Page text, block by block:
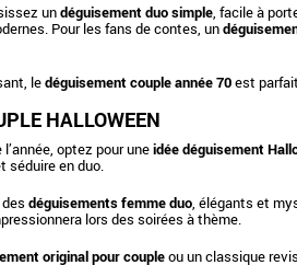
undéguisement duo simple , facile à
Pour les fans de contes, un
ledéguisement couple année 70est
HALLOWEEN
optez pour uneidée déguisement
en duo.
déguisements femme duo , élégants et
lors des soirées à thème.
original pour coupleou un classique